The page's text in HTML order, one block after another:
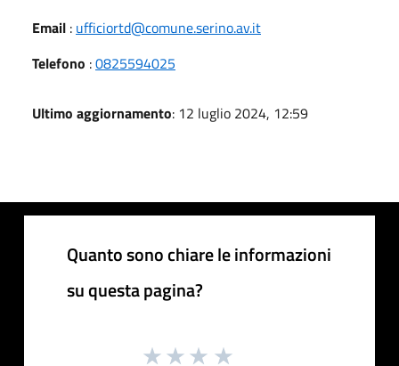
Email : ufficiortd@comune.serino.av.it
Telefono :0825594025
Ultimo aggiornamento: 12 luglio 2024, 12:59
Quanto sono chiare le informazioni
su questa pagina?